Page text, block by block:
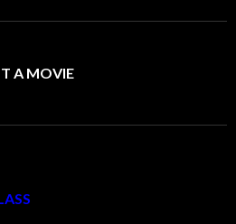
A MOVIE